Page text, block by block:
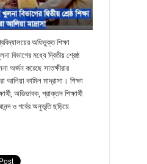
অধিভুক্ত শিক্ষা
বিভাগের মধ্যে দ্বিতীয় শ্রেষ্ঠ
অর্জন করেছে সাতক্ষীরার
আলিয়া কামিল মাদ্রাসা। শিক্ষা
অভিভাবক, প্রাক্তন শিক্ষার্থী
ও গর্বের অনুভূতি ছড়িয়ে